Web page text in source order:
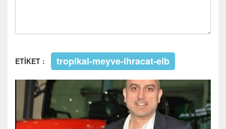
ETİKET : tropikal-meyve-ihracat-eib